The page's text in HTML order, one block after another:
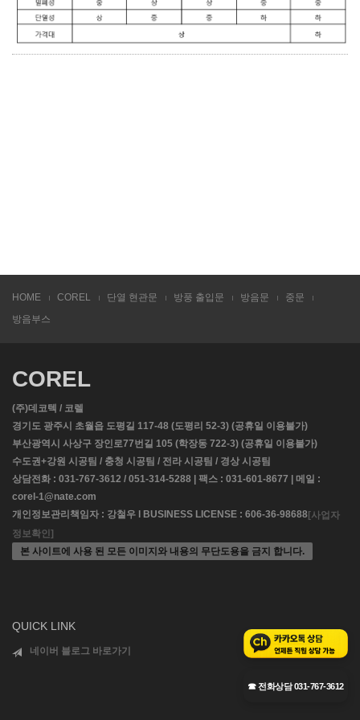
HOME COREL 단열 현관문 방풍 출입문 방음문
중문
방음부스
COREL
(주)데코텍 / 코렐
경기도 광주시 초월읍 도평길 117-48 (도평리 52-3) (공휴일 이용불가)
부산광역시 사상구 장인로77번길 105 (학장동 722-3) (공휴일 이용불가)
수도권+강원 시공팀 / 충청 시공팀 / 전라 시공팀 / 경상 시공팀
상담전화 : 031-767-3612 / 051-314-5288 | 팩스 : 031-601-8677 | 메일 :
corel-1@nate.com
개인정보관리책임자 : 강철우 l BUSINESS LICENSE : 606-36-98688[사업자
정보확인]
본 사이트에 사용 된 모든 이미지와 내용의 무단도용을 금지 합니다.
QUICK LINK
네이버 블로그 바로가기
☎ 전화상담 031-767-3612